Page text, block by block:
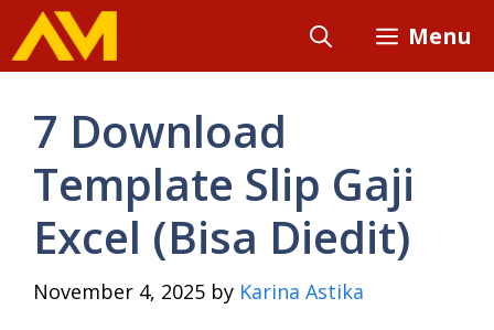
Skip
to
Menu
7 Download
Template Slip Gaji
Excel (Bisa Diedit)
November 4, 2025 by Karina Astika